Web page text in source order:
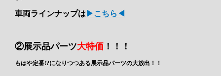
車両ラインナップは ▶こちら◀
②展示品パーツ大特価 ！！！
もはや定番!?になりつつある展示品パーツの大放出！！